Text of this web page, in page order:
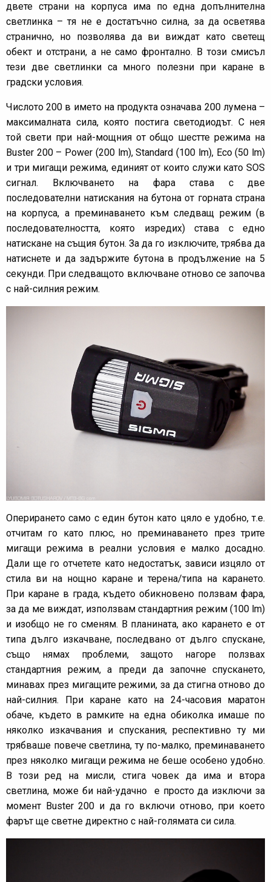
двете страни на корпуса има по една допълнителна
светлинка – тя не е достатъчно силна, за да осветява
странично, но позволява да ви виждат като светещ
обект и отстрани, а не само фронтално. В този смисъл
тези две светлинки са много полезни при каране в
градски условия.
Числото 200 в името на продукта означава 200 лумена –
максималната сила, която постига светодиодът. С нея
той свети при най-мощния от общо шестте режима на
Buster 200 – Power (200 lm), Standard (100 lm), Eco (50 lm)
и три мигащи режима, единият от които служи като SOS
сигнал. Включването на фара става с две
последователни натискания на бутона от горната страна
на корпуса, а преминаването към следващ режим (в
последователността, която изредих) става с едно
натискане на същия бутон. За да го изключите, трябва да
натиснете и да задържите бутона в продължение на 5
секунди. При следващото включване отново се започва
с най-силния режим.
Оперирането само с един бутон като цяло е удобно, т.е.
отчитам го като плюс, но преминаването през трите
мигащи режима в реални условия е малко досадно.
Дали ще го отчетете като недостатък, зависи изцяло от
стила ви на нощно каране и терена/типа на карането.
При каране в града, където обикновено ползвам фара,
за да ме виждат, използвам стандартния режим (100 lm)
и изобщо не го сменям. В планината, ако карането е от
типа дълго изкачване, последвано от дълго спускане,
също нямах проблеми, защото нагоре ползвах
стандартния режим, а преди да започне спускането,
минавах през мигащите режими, за да стигна отново до
най-силния. При каране като на 24-часовия маратон
обаче, където в рамките на една обиколка имаше по
няколко изкачвания и спускания, респективно ту ми
трябваше повече светлина, ту по-малко, преминаването
през няколко мигащи режима не беше особено удобно.
В този ред на мисли, стига човек да има и втора
светлина, може би най-удачно е просто да изключи за
момент Buster 200 и да го включи отново, при което
фарът ще светне директно с най-голямата си сила.